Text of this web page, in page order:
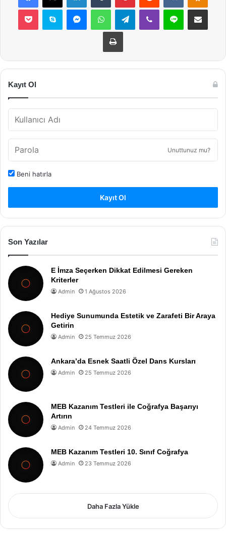
Pocket Skype MessengerWhatsAppTelegramViber Line E-Posta ile
Yazdır
Kayıt Ol
Unuttunuz mu?
Beni hatırla
Kayıt Ol
Son Yazılar
E İmza Seçerken Dikkat Edilmesi Gereken
Kriterler
Admin 1 Ağustos 2026
Hediye Sunumunda Estetik ve Zarafeti Bir Araya
Getirin
Admin 25 Temmuz 2026
Ankara’da Esnek Saatli Özel Dans Kursları
Admin 25 Temmuz 2026
MEB Kazanım Testleri ile Coğrafya Başarıyı
Artırın
Admin 24 Temmuz 2026
MEB Kazanım Testleri 10. Sınıf Coğrafya
Admin 23 Temmuz 2026
Daha Fazla Yükle